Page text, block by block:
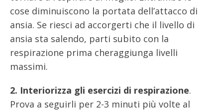
cose diminuiscono la portata dell’attacco di
ansia. Se riesci ad accorgerti che il livello di
ansia sta salendo, parti subito con la
respirazione prima cheraggiunga livelli
massimi.
2. Interiorizza gli esercizi di respirazione.
Prova a seguirli per 2-3 minuti più volte al